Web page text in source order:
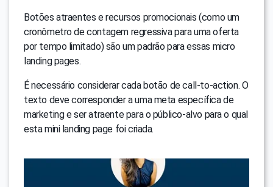
Botões atraentes e recursos promocionais (como um
cronômetro de contagem regressiva para uma oferta
por tempo limitado) são um padrão para essas micro
landing pages.
É necessário considerar cada botão de call-to-action. O
texto deve corresponder a uma meta específica de
marketing e ser atraente para o público-alvo para o qual
esta mini landing page foi criada.